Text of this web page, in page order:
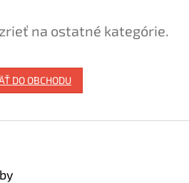
na ostatné kategórie.
DO OBCHODU